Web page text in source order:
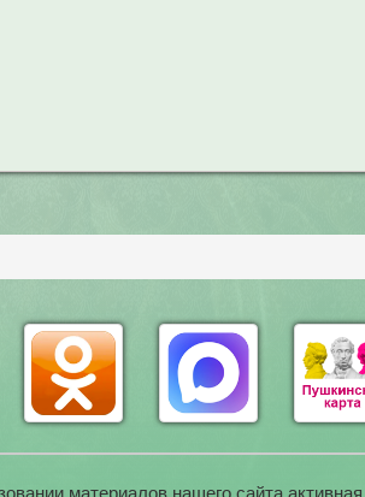
материалов нашего сайта